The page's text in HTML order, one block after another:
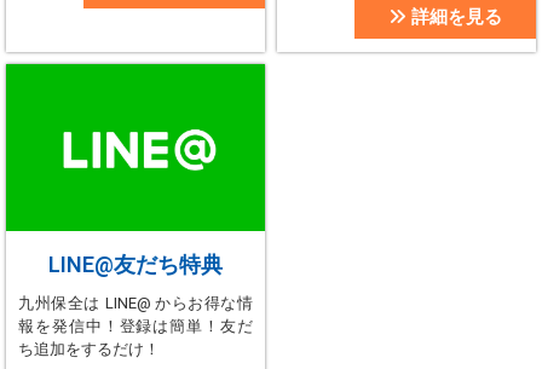
詳細を見る
LINE@友だち特典
九州保全は LINE@ からお得な情
報を発信中！登録は簡単！友だ
ち追加をするだけ！